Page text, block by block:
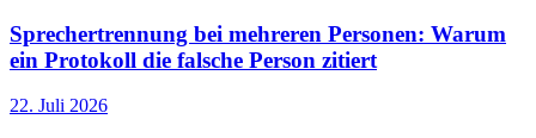
Sprechertrennung bei mehreren Personen: Warum
ein Protokoll die falsche Person zitiert
22. Juli 2026